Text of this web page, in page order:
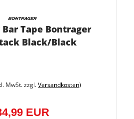
Tape Bontrager
Black/Black
MwSt. zzgl.Versandkosten)
EUR